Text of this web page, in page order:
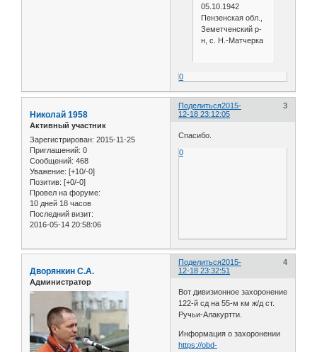
05.10.1942
Пензенская обл.,
Земетченский р-
н, с. Н.-Матчерка
0
Поделиться 3
2015-
12-18 23:12:05
Николай 1958
Активный участник
Зарегистрирован: 2015-11-25
Приглашений: 0
Сообщений: 468
Уважение: [+10/-0]
Позитив: [+0/-0]
Провел на форуме:
10 дней 18 часов
Последний визит:
2016-05-14 20:58:06
Спасибо.
0
Поделиться 4
2015-
12-18 23:32:51
Дворянкин С.А.
Администратор
Вот дивизионное захоронение
122-й сд на 55-м км ж/д ст.
Ручьи-Алакуртти.
Информация о захоронении
https://obd-